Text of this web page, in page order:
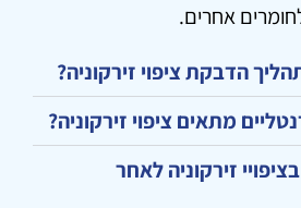
אחרים.
הדבקת ציפוי זירקוניה?
מתאים ציפוי זירקוניה?
זירקוניה לאחר